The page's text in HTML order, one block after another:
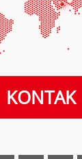
KONTAK